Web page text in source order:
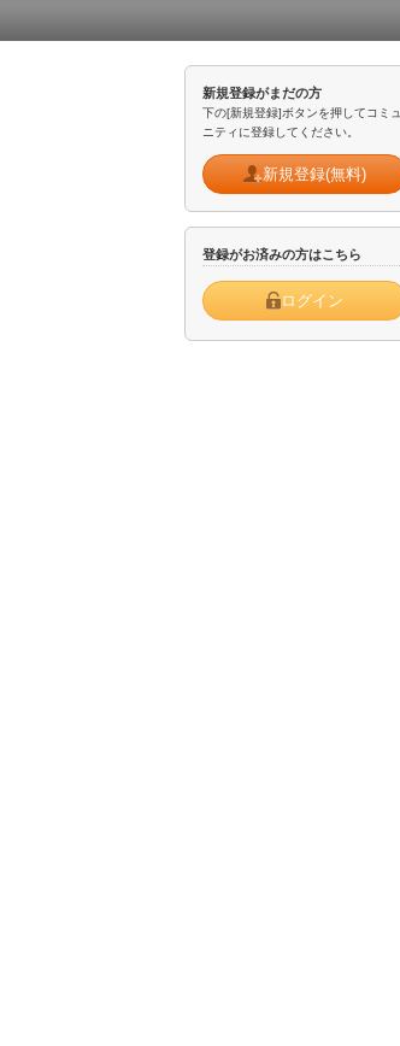
新規登録がまだの方
下の[新規登録]ボタンを押してコミュ
ニティに登録してください。
新規登録(無料)
登録がお済みの方はこちら
ログイン